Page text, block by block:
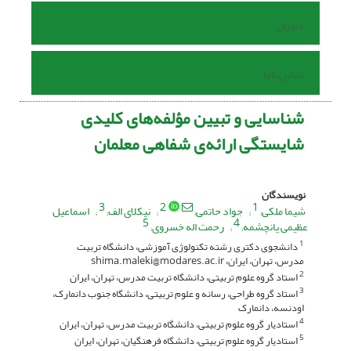
داوران
تماس باما
شناسایی و تبیین مؤلفه‌های کلیدی
شایستگی ارائه‌ی شفاهی معلمان
نویسندگان
شیما ملکی 1 جواد حاتمی 2 نیکلای الف3 اسماعیل
عظیمی یانچشمه4 رحمت اله خسروی5
1دانشجوی دکتری رشته تکنولوژی آموزشی، دانشگاه تربیت
مدرس، تهران، ایران، shima.maleki@modares.ac.ir
2استاد گروه علوم تربیتی، دانشگاه تربیت مدرس، تهران، ایران
3استاد گروه طراحی، رسانه و علوم تربیتی، دانشگاه جنوب دانمارک،
اودنسه، دانمارک
4استادیار گروه علوم تربیتی، دانشگاه تربیت مدرس، تهران، ایران
5استادیار گروه علوم تربیتی، دانشگاه فرهنگیان، تهران، ایران